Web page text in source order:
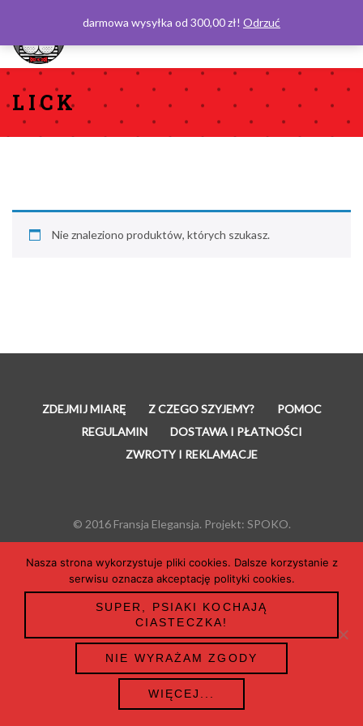
LICK
Nie znaleziono produktów, których szukasz.
ZDEJMIJ MIARĘ Z CZEGO SZYJEMY?
POMOC
REGULAMIN
DOSTAWA I PŁATNOŚCI
ZWROTY I REKLAMACJE
© 2016 Fransja Elegansja. Projekt: SPOKO.
darmowa wysyłka od 300,00 zł! Odrzuć
Nasza strona wykorzystuje pliki cookies. Dalsze korzystanie z
serwisu oznacza akceptację polityki cookies.
SUPER, PSIAKI KOCHAJĄ
CIASTECZKA!
NIE WYRAŻAM ZGODY
WIĘCEJ...